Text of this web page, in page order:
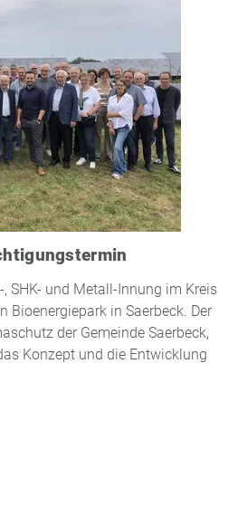
SHK- und Metall-Innung im Kreis
Bioenergiepark in Saerbeck. Der
der Gemeinde Saerbeck,
Konzept und die Entwicklung